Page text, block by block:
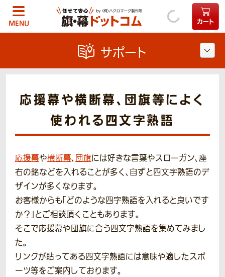
MENU カート
応援幕や横断幕、団旗等によく
使われる四文字熟語
応援幕や横断幕、 団旗には好きな言葉やスローガン、座
右の銘などを入れることが多く、自ずと四文字熟語のデ
ザインが多くなります。
お客様からも「どのような四字熟語を入れると良いです
か？」とご相談頂くこともあります。
そこで応援幕や団旗に合う四文字熟語を集めてみまし
た。
リンクが貼ってある四文字熟語には意味や適したスポ
ーツ等をご案内しております。
サポート